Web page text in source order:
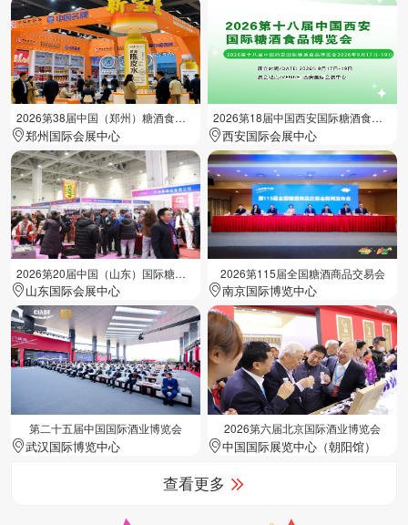
2026第38届中国（郑州）糖酒食品交易会
郑州国际会展中心
2026第18届中国西安国际糖酒食品展览会
西安国际会展中心
2026第20届中国（山东）国际糖酒食品交易会
山东国际会展中心
2026第115届全国糖酒商品交易会
南京国际博览中心
第二十五届中国国际酒业博览会
武汉国际博览中心
2026第六届北京国际酒业博览会
中国国际展览中心（朝阳馆）
查看更多